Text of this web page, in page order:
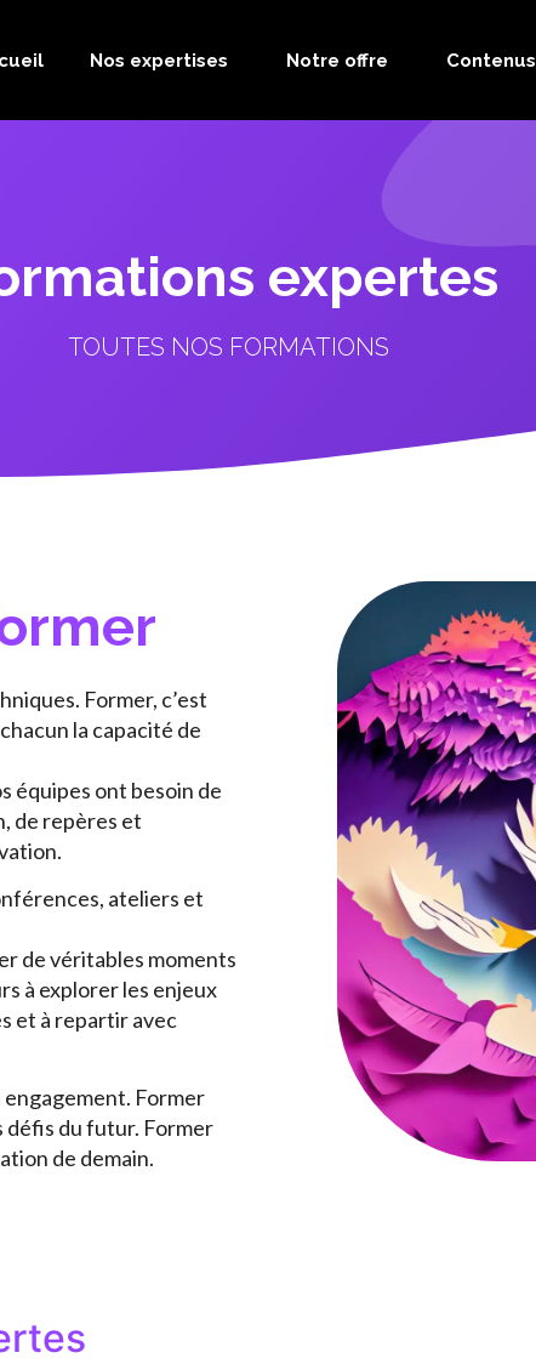
Nos expertises Notre offre Contenus
expertes
TOUTES NOS FORMATIONS
Former, c’est
la capacité de
équipes ont besoin de
de repères et
ateliers et
de véritables moments
à explorer les enjeux
et à repartir avec
Former
défis du futur. Former
de demain.